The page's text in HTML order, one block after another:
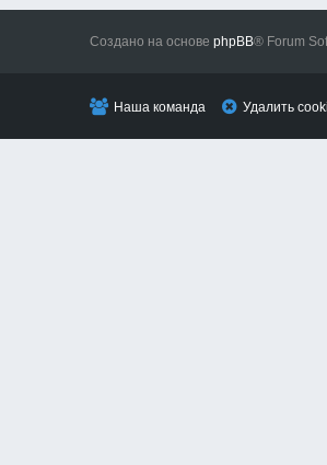
Создано на основе phpBB® Forum
Наша команда Удалить